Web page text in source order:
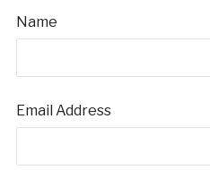
Name
Email Address